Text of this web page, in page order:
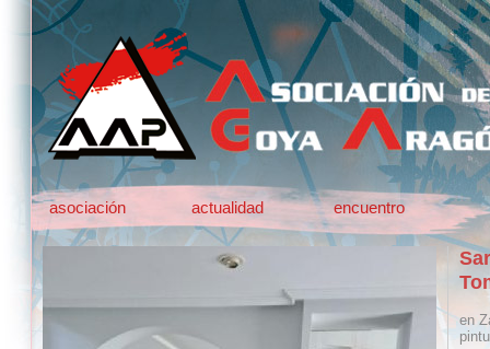
asociación actualidad encuentro
en